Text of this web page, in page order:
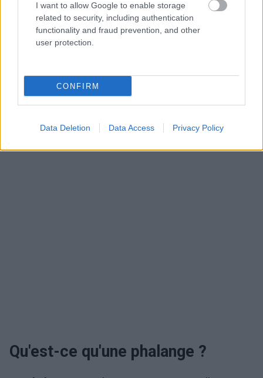
I want to allow Google to enable storage
related to security, including authentication
functionality and fraud prevention, and other
user protection.
CONFIRM
Data Deletion Data Access Privacy Policy
Contrairement à ce que l'on pourrait croire, il
est fréquent de se
fracturer une phalange. Un
être à l'origine d'unproblème dephalange.
Comment y faire face ? Comment aider votre
Qu'est-ce qu'une phalange ?